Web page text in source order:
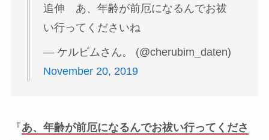
追伸 あ、年齢が前厄になるんでお祓
い行ってくださいね
— ケルビムさん。 (@cherubim_daten)
November 20, 2019
『あ、年齢が前厄になるんでお祓い行ってくださ